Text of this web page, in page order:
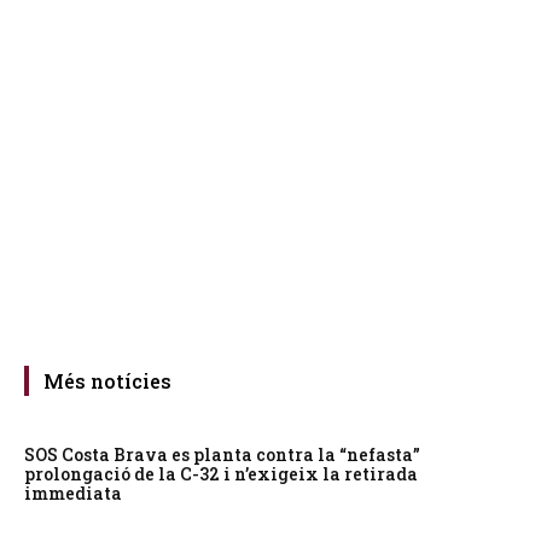
Més notícies
SOS Costa Brava es planta contra la “nefasta”
prolongació de la C-32 i n’exigeix la retirada
immediata